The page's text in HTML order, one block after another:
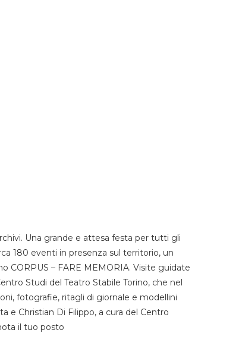
Una grande e attesa festa per tutti gli
180 eventi in presenza sul territorio, un
CORPUS – FARE MEMORIA. Visite guidate
Studi del Teatro Stabile Torino, che nel
fotografie, ritagli di giornale e modellini
e Christian Di Filippo, a cura del Centro
il tuo posto